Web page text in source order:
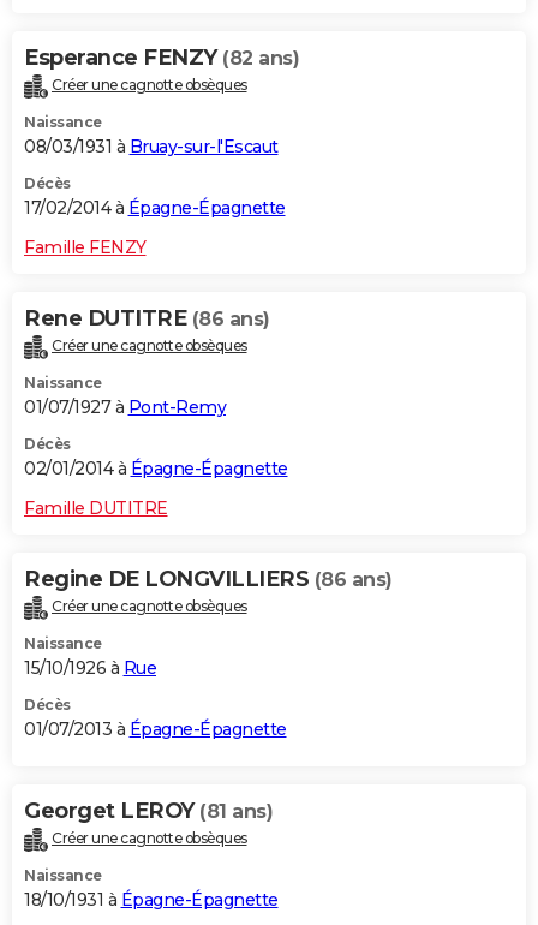
Esperance FENZY (82 ans)
Créer une cagnotte obsèques
Naissance
08/03/1931 à Bruay-sur-l'Escaut
Décès
17/02/2014 à Épagne-Épagnette
Famille FENZY
Rene DUTITRE (86 ans)
Créer une cagnotte obsèques
Naissance
01/07/1927 à Pont-Remy
Décès
02/01/2014 à Épagne-Épagnette
Famille DUTITRE
Regine DE LONGVILLIERS (86 ans)
Créer une cagnotte obsèques
Naissance
15/10/1926 à Rue
Décès
01/07/2013 à Épagne-Épagnette
Georget LEROY (81 ans)
Créer une cagnotte obsèques
Naissance
18/10/1931 à Épagne-Épagnette